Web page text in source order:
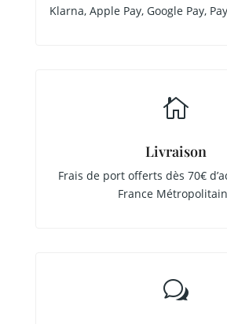
Klarna, Apple Pay, Google Pay,

Livraison
Frais de port offerts dès 70€
France
w